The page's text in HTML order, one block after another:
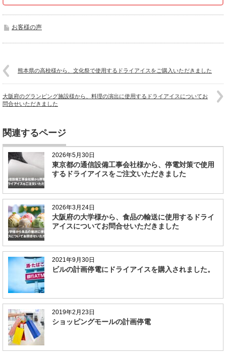
お客様の声
熊本県の高校様から、文化祭で使用するドライアイスをご購入いただきました
大阪府のグランピング施設様から、料理の演出に使用するドライアイスについてお
問合せいただきました
関連するページ
2026年5月30日
東京都の通信設備工事会社様から、停電対策で使用
するドライアイスをご注文いただきました
2026年3月24日
大阪府の大学様から、食品の輸送に使用するドライ
アイスについてお問合せいただきました
2021年9月30日
ビルの計画停電にドライアイスを購入されました。
2019年2月23日
ショッピングモールの計画停電